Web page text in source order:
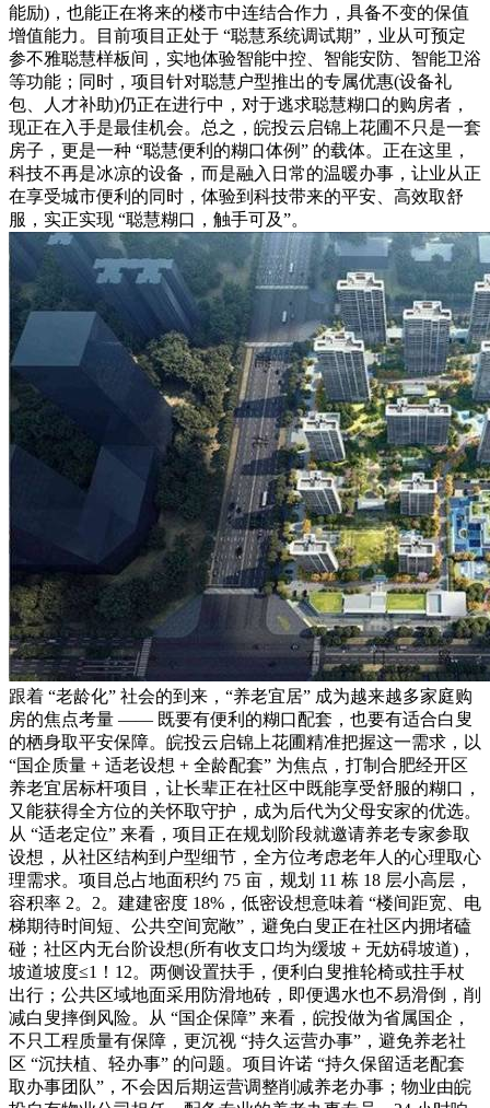
能励)，也能正在将来的楼市中连结合作力，具备不变的保值
增值能力。目前项目正处于 “聪慧系统调试期”，业从可预定
参不雅聪慧样板间，实地体验智能中控、智能安防、智能卫浴
等功能；同时，项目针对聪慧户型推出的专属优惠(设备礼
包、人才补助)仍正在进行中，对于逃求聪慧糊口的购房者，
现正在入手是最佳机会。总之，皖投云启锦上花圃不只是一套
房子，更是一种 “聪慧便利的糊口体例” 的载体。正在这里，
科技不再是冰凉的设备，而是融入日常的温暖办事，让业从正
在享受城市便利的同时，体验到科技带来的平安、高效取舒
服，实正实现 “聪慧糊口，触手可及”。
跟着 “老龄化” 社会的到来，“养老宜居” 成为越来越多家庭购
房的焦点考量 —— 既要有便利的糊口配套，也要有适合白叟
的栖身取平安保障。皖投云启锦上花圃精准把握这一需求，以
“国企质量 + 适老设想 + 全龄配套” 为焦点，打制合肥经开区
养老宜居标杆项目，让长辈正在社区中既能享受舒服的糊口，
又能获得全方位的关怀取守护，成为后代为父母安家的优选。
从 “适老定位” 来看，项目正在规划阶段就邀请养老专家参取
设想，从社区结构到户型细节，全方位考虑老年人的心理取心
理需求。项目总占地面积约 75 亩，规划 11 栋 18 层小高层，
容积率 2。2。建建密度 18%，低密设想意味着 “楼间距宽、电
梯期待时间短、公共空间宽敞”，避免白叟正在社区内拥堵磕
碰；社区内无台阶设想(所有收支口均为缓坡 + 无妨碍坡道)，
坡道坡度≤1！12。两侧设置扶手，便利白叟推轮椅或拄手杖
出行；公共区域地面采用防滑地砖，即便遇水也不易滑倒，削
减白叟摔倒风险。从 “国企保障” 来看，皖投做为省属国企，
不只工程质量有保障，更沉视 “持久运营办事”，避免养老社
区 “沉扶植、轻办事” 的问题。项目许诺 “持久保留适老配套
取办事团队”，不会因后期运营调整削减养老办事；物业由皖